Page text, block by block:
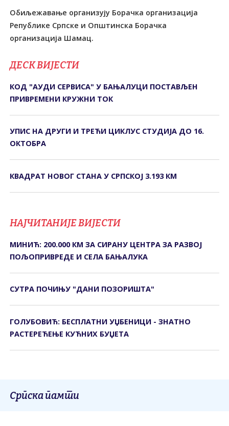
Обиљежавање организују Борачка организација
Републике Српске и Општинска Борачка
организација Шамац.
ДЕСК ВИЈЕСТИ
КОД "АУДИ СЕРВИСА" У БАЊАЛУЦИ ПОСТАВЉЕН
ПРИВРЕМЕНИ КРУЖНИ ТОК
УПИС НА ДРУГИ И ТРЕЋИ ЦИКЛУС СТУДИЈА ДО 16.
ОКТОБРА
КВАДРАТ НОВОГ СТАНА У СРПСКОЈ 3.193 КМ
НАЈЧИТАНИЈЕ ВИЈЕСТИ
МИНИЋ: 200.000 КМ ЗА СИРАНУ ЦЕНТРА ЗА РАЗВОЈ
ПОЉОПРИВРЕДЕ И СЕЛА БАЊАЛУКА
СУТРА ПОЧИЊУ "ДАНИ ПОЗОРИШТА"
ГОЛУБОВИЋ: БЕСПЛАТНИ УЏБЕНИЦИ - ЗНАТНО
РАСТЕРЕЋЕЊЕ КУЋНИХ БУЏЕТА
Српска памти